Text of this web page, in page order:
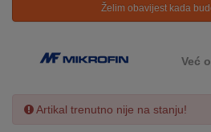
Želim obavijest kada
Već
Artikal trenutno nije na stanju!